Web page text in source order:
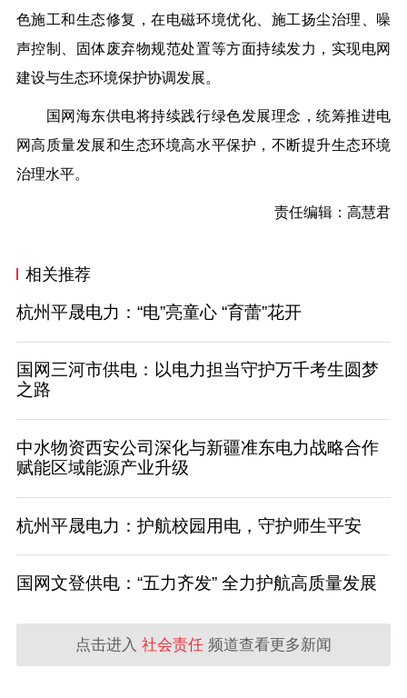
色施工和生态修复，在电磁环境优化、施工扬尘治理、噪
声控制、固体废弃物规范处置等方面持续发力，实现电网
建设与生态环境保护协调发展。
国网海东供电将持续践行绿色发展理念，统筹推进电
网高质量发展和生态环境高水平保护，不断提升生态环境
治理水平。
责任编辑：高慧君
相关推荐
杭州平晟电力：“电”亮童心 “育蕾”花开
国网三河市供电：以电力担当守护万千考生圆梦
之路
中水物资西安公司深化与新疆准东电力战略合作
赋能区域能源产业升级
杭州平晟电力：护航校园用电，守护师生平安
国网文登供电：“五力齐发” 全力护航高质量发展
点击进入 社会责任 频道查看更多新闻